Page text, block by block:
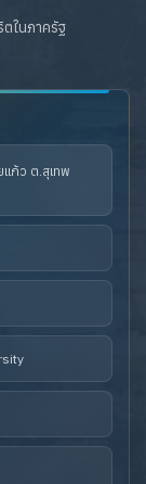
ในภาครัฐ
แก้ว ต.สุเทพ